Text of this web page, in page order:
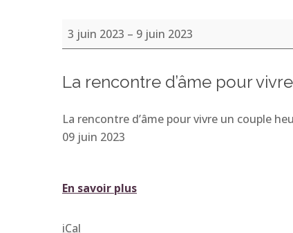
La
rencontre
3 juin 2023 – 9 juin 2023
La rencontre d’âme pour
La rencontre d’âme pour vivre un couple
09 juin 2023
En savoir plus
iCal